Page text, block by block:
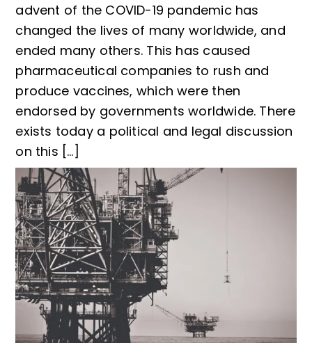
advent of the COVID-19 pandemic has
changed the lives of many worldwide, and
ended many others. This has caused
pharmaceutical companies to rush and
produce vaccines, which were then
endorsed by governments worldwide. There
exists today a political and legal discussion
on this […]